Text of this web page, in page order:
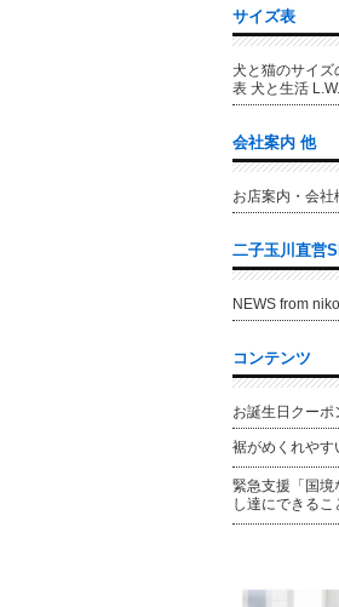
サイズ表
犬と猫のサイズ
表 犬と生活
会社案内 他
お店案内・会社
二子玉川直営
NEWS from
コンテンツ
お誕生日クーポ
裾がめくれやす
緊急支援「国
し達にできるこ